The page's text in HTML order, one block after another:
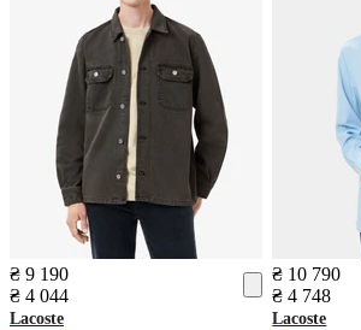
₴ 9 190
₴ 4 044
Lacoste
₴ 10 790
₴ 4 748
Lacoste